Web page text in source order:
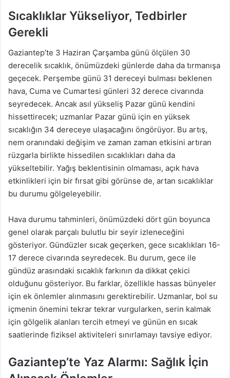
Sıcaklıklar Yükseliyor, Tedbirler
Gerekli
Gaziantep’te 3 Haziran Çarşamba günü ölçülen 30
derecelik sıcaklık, önümüzdeki günlerde daha da tırmanışa
geçecek. Perşembe günü 31 dereceyi bulması beklenen
hava, Cuma ve Cumartesi günleri 32 derece civarında
seyredecek. Ancak asıl yükseliş Pazar günü kendini
hissettirecek; uzmanlar Pazar günü için en yüksek
sıcaklığın 34 dereceye ulaşacağını öngörüyor. Bu artış,
nem oranındaki değişim ve zaman zaman etkisini artıran
rüzgarla birlikte hissedilen sıcaklıkları daha da
yükseltebilir. Yağış beklentisinin olmaması, açık hava
etkinlikleri için bir fırsat gibi görünse de, artan sıcaklıklar
bu durumu gölgeleyebilir.
Hava durumu tahminleri, önümüzdeki dört gün boyunca
genel olarak parçalı bulutlu bir seyir izleneceğini
gösteriyor. Gündüzler sıcak geçerken, gece sıcaklıkları 16-
17 derece civarında seyredecek. Bu durum, gece ile
gündüz arasındaki sıcaklık farkının da dikkat çekici
olduğunu gösteriyor. Bu farklar, özellikle hassas bünyeler
için ek önlemler alınmasını gerektirebilir. Uzmanlar, bol su
içmenin önemini tekrar tekrar vurgularken, serin kalmak
için gölgelik alanları tercih etmeyi ve günün en sıcak
saatlerinde fiziksel aktiviteleri sınırlamayı tavsiye ediyor.
Gaziantep’te Yaz Alarmı: Sağlık İçin